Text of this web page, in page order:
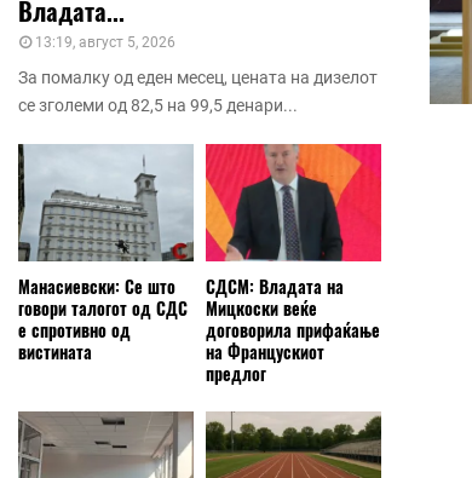
Владата...
13:19, август 5, 2026
За помалку од еден месец, цената на дизелот
се зголеми од 82,5 на 99,5 денари...
Манасиевски: Се што
говори талогот од СДС
е спротивно од
вистината
СДСМ: Владата на
Мицкоски веќе
договорила прифаќање
на Францускиот
предлог